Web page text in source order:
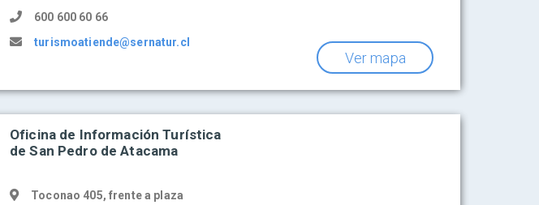
600 600 60 66
turismoatiende@sernatur.cl
Ver mapa
Oficina de Información Turística
de San Pedro de Atacama
Toconao 405, frente a plaza